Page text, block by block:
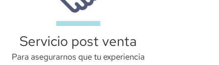
Servicio post venta
Para asegurarnos que tu experiencia